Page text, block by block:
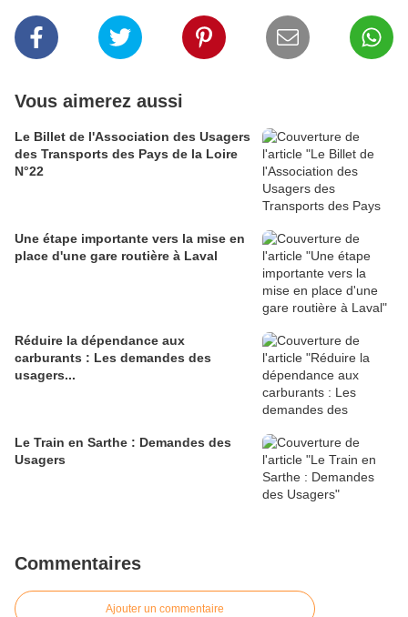
Vous aimerez aussi
Le Billet de l'Association des Usagers
des Transports des Pays de la Loire
N°22
Une étape importante vers la mise en
place d'une gare routière à Laval
Réduire la dépendance aux
carburants : Les demandes des
usagers...
Le Train en Sarthe : Demandes des
Usagers
Commentaires
Ajouter un commentaire